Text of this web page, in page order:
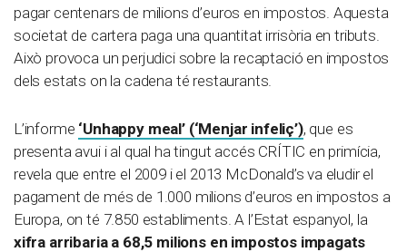
pagar centenars de milions d’euros en impostos. Aquesta
societat de cartera paga una quantitat irrisòria en tributs.
Això provoca un perjudici sobre la recaptació en impostos
dels estats on la cadena té restaurants.
L’informe ‘Unhappy meal’ (‘Menjar infeliç’), que es
presenta avui i al qual ha tingut accés CRÍTIC en primícia,
revela que entre el 2009 i el 2013 McDonald’s va eludir el
pagament de més de 1.000 milions d’euros en impostos a
Europa, on té 7.850 establiments. A l’Estat espanyol, la
xifra arribaria a 68,5 milions en impostos impagats